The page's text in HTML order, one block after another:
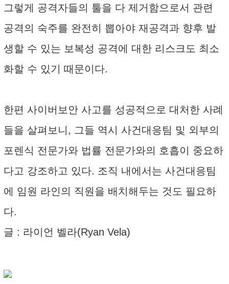
그렇게 공격자들의 툴을 다 제거함으로서 관련
공격의 숙주를 완전히 뽑아야 재공격과 향후 발
생할 수 있는 보복성 공격에 대한 리스크도 최소
화할 수 있기 때문이다.
한편 사이버보안 사고를 성공적으로 대처한 사례
들을 살펴보니, 그들 역시 사건대응팀 및 외부의
포렌식 전문가와 법률 전문가와의 호흡이 중요하
다고 강조하고 있다. 조직 내에서는 사건대응팀
에 임원 라인의 직원을 배치해두는 것도 필요하
다.
글 : 라이언 벨라(Ryan Vela)